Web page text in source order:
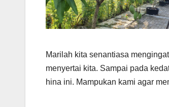
Marilah kita senantiasa
menyertai kita. Sampai pada
hina ini. Mampukan kami agar